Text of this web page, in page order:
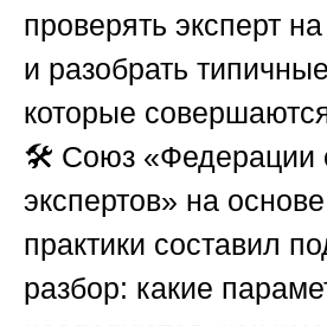
проверять эксперт
и разобрать
которые
🛠️ Союз «Федерации
экспертов» на
практики составил
разбор: какие